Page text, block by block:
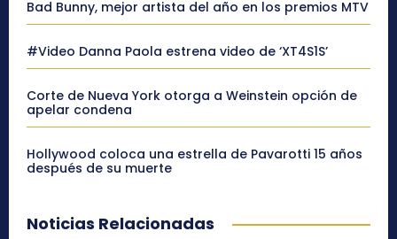
Bad Bunny, mejor artista del año en los premios MTV
#Video Danna Paola estrena video de ‘XT4S1S’
Corte de Nueva York otorga a Weinstein opción de
apelar condena
Hollywood coloca una estrella de Pavarotti 15 años
después de su muerte
Noticias Relacionadas